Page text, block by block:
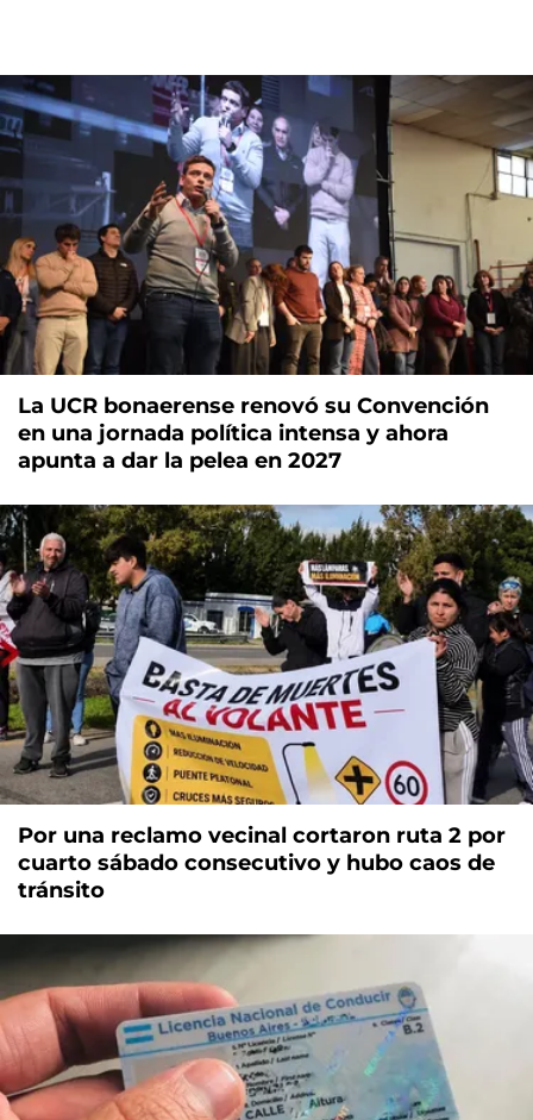
La UCR bonaerense renovó su Convención
en una jornada política intensa y ahora
apunta a dar la pelea en 2027
Por una reclamo vecinal cortaron ruta 2 por
cuarto sábado consecutivo y hubo caos de
tránsito